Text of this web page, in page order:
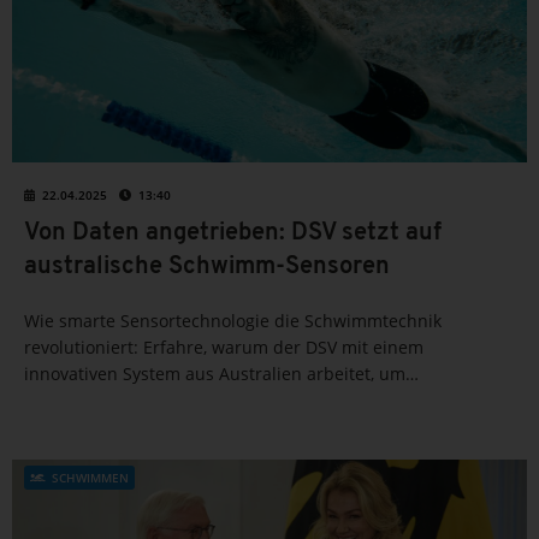
22.04.2025 13:40
Von Daten angetrieben: DSV setzt auf
australische Schwimm-Sensoren
Wie smarte Sensortechnologie die Schwimmtechnik
revolutioniert: Erfahre, warum der DSV mit einem
innovativen System aus Australien arbeitet, um
SCHWIMMEN